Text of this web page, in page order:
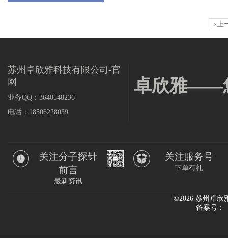
«上
苏州卓欣雅科技有限公司-官
网
业务QQ：3640548236
电话：18506228039
卓欣雅——
关注分子探针
前言
最新资讯
关注服务号
下单有礼
©2026 苏州卓欣
备案号：